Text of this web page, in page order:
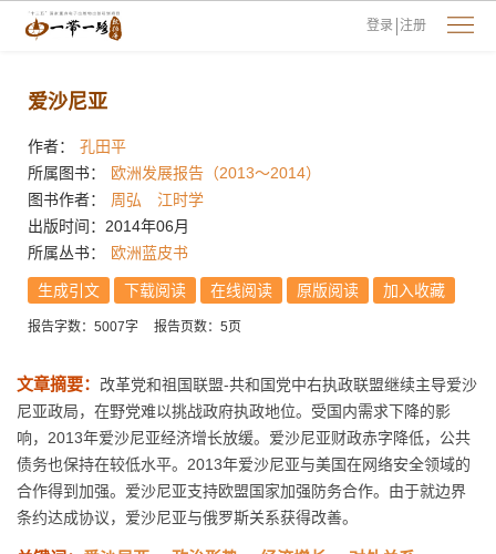
登录 注册
爱沙尼亚
作者：
孔田平
所属图书：
欧洲发展报告（2013～2014）
图书作者：
周弘
江时学
出版时间：2014年06月
所属丛书：
欧洲蓝皮书
生成引文 下载阅读 在线阅读 原版阅读 加入收藏
报告字数：5007字 报告页数：5页
文章摘要： 改革党和祖国联盟-共和国党中右执政联盟继续主导爱沙
尼亚政局，在野党难以挑战政府执政地位。受国内需求下降的影
响，2013年爱沙尼亚经济增长放缓。爱沙尼亚财政赤字降低，公共
债务也保持在较低水平。2013年爱沙尼亚与美国在网络安全领域的
合作得到加强。爱沙尼亚支持欧盟国家加强防务合作。由于就边界
条约达成协议，爱沙尼亚与俄罗斯关系获得改善。